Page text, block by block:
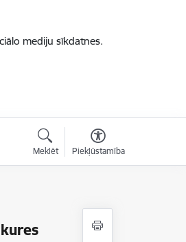
mediju sīkdatnes.
Meklēt Piekļūstamība